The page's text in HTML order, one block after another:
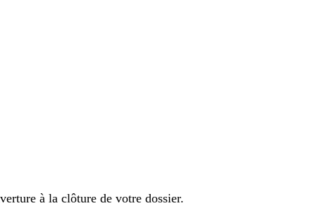
à la clôture de votre dossier.